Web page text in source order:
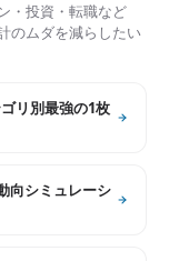
・投資・転職など
のムダを減らしたい
リ別最強の1枚
向シミュレーシ